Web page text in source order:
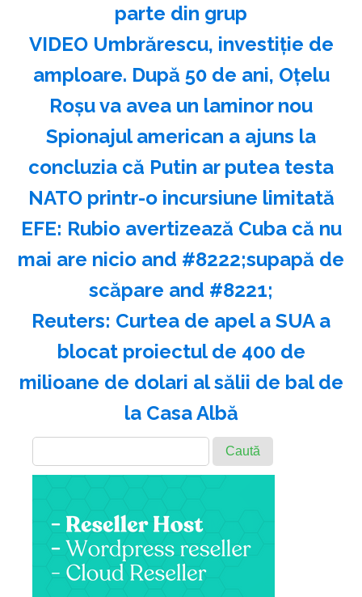
parte din grup
VIDEO Umbrărescu, investiție de
amploare. După 50 de ani, Oțelu
Roșu va avea un laminor nou
Spionajul american a ajuns la
concluzia că Putin ar putea testa
NATO printr-o incursiune limitată
EFE: Rubio avertizează Cuba că nu
mai are nicio and #8222;supapă de
scăpare and #8221;
Reuters: Curtea de apel a SUA a
blocat proiectul de 400 de
milioane de dolari al sălii de bal de
la Casa Albă